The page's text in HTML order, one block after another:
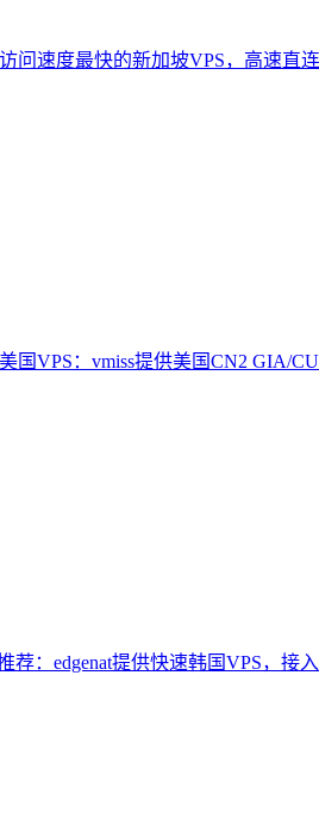
问速度最快的新加坡VPS，高速直
国VPS：vmiss提供美国CN2 GIA/
荐：edgenat提供快速韩国VPS，接